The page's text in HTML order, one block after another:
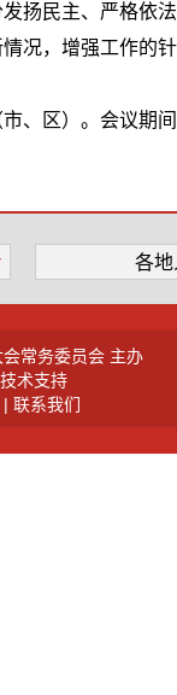
扬民主、严格依
况，增强工作的
、区）。会议期
各
常务委员会 主办
术支持
| 联系我们